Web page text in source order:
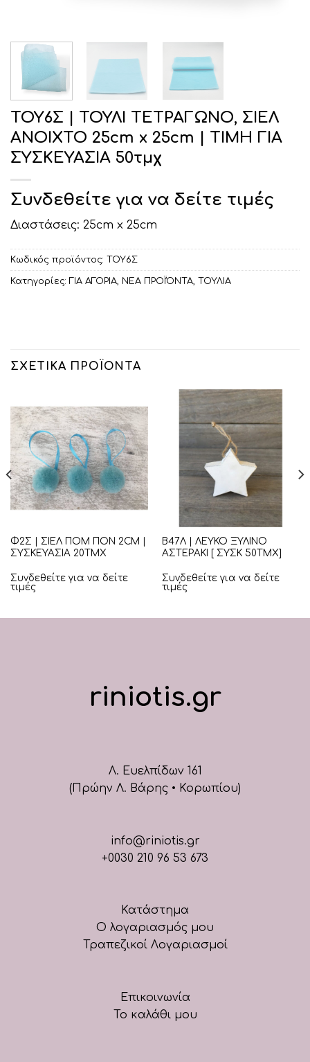
ΤΟΥ6Σ | ΤΟΥΛΙ ΤΕΤΡΑΓΩΝΟ, ΣΙΕΛ
ΑΝΟΙΧΤΟ 25cm x 25cm | ΤΙΜΗ ΓΙΑ
ΣΥΣΚΕΥΑΣΙΑ 50τμχ
Συνδεθείτε για να δείτε τιμές
Διαστάσεις: 25cm x 25cm
Κωδικός προϊόντος: ΤΟΥ6Σ
Κατηγορίες: ΓΙΑ ΑΓΟΡΙΑ ΝΕΑ ΠΡΟΪΌΝΤΑ ΤΟΥΛΙΑ
ΣΧΕΤΙΚΆ ΠΡΟΪΌΝΤΑ
Φ2Σ | ΣΙΕΛ ΠΟΜ ΠΟΝ 2CM |
ΣΥΣΚΕΥΑΣΙΑ 20ΤΜΧ
Συνδεθείτε για να δείτε
τιμές
Β47Λ | ΛΕΥΚΟ ΞΥΛΙΝΟ
ΑΣΤΕΡΑΚΙ [ ΣΥΣΚ 50ΤΜΧ]
Συνδεθείτε για να δείτε
τιμές
riniotis.gr
Λ. Ευελπίδων 161
(Πρώην Λ. Βάρης • Κορωπίου)
info@riniotis.gr
+0030 210 96 53 673
Κατάστημα
Ο λογαριασμός μου
Τραπεζικοί Λογαριασμοί
Επικοινωνία
Το καλάθι μου